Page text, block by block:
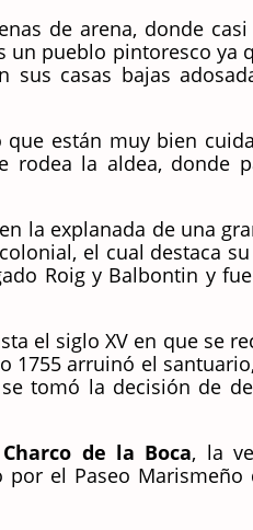
de arena, donde
un pueblo pintoresco ya
casas bajas
están muy bien
rodea la aldea, donde
la explanada de una
el cual destaca
Roig y Balbontin y
el siglo XV en que se
1755 arruinó el
tomó la decisión de
de la Boca, la
el Paseo